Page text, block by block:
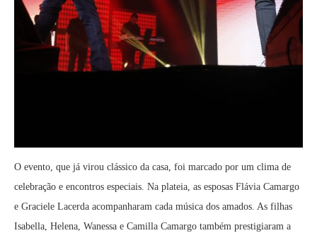
O evento, que já virou clássico da casa, foi marcado por um clima de
celebração e encontros especiais. Na plateia, as esposas Flávia Camargo
e Graciele Lacerda acompanharam cada música dos amados. As filhas
Isabella, Helena, Wanessa e Camilla Camargo também prestigiaram a